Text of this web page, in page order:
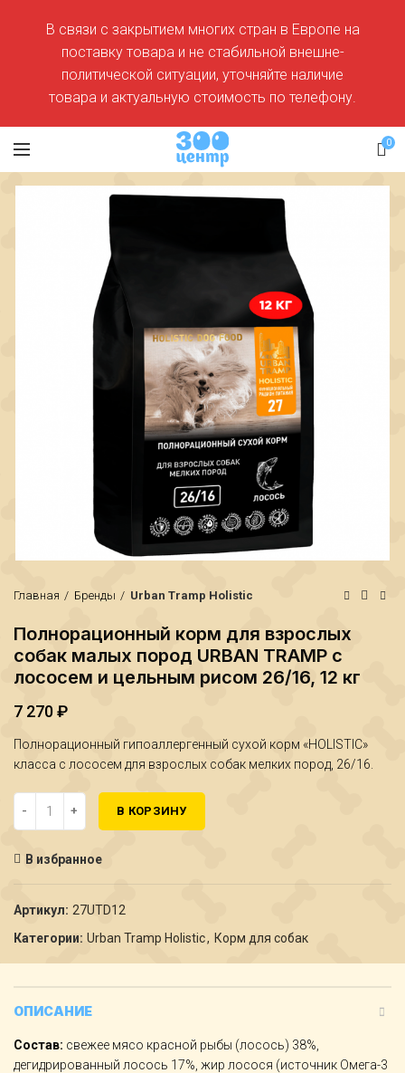
0
Главная Бренды Urban Tramp Holistic
₽
₽
Полнорационный корм для взрослых
собак малых пород URBAN TRAMP с
лососем и цельным рисом 26/16, 12 кг
7 270₽
Полнорационный гипоаллергенный сухой корм «HOLISTIC»
класса с лососем для взрослых собак мелких пород, 26/16.
В КОРЗИНУ
В избранное
Артикул: 27UTD12
Категории: Urban Tramp Holistic, Корм для собак
ОПИСАНИЕ
Состав: свежее мясо красной рыбы (лосось) 38%,
дегидрированный лосось 17%, жир лосося (источник Омега-3
В связи с закрытием многих стран в Европе на
поставку товара и не стабильной внешне-
политической ситуации, уточняйте наличие
товара и актуальную стоимость по телефону.